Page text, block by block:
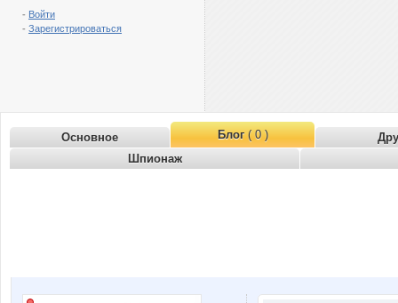
- Войти
- Зарегистрироваться
Основное Блог( 0 )
Шпионаж